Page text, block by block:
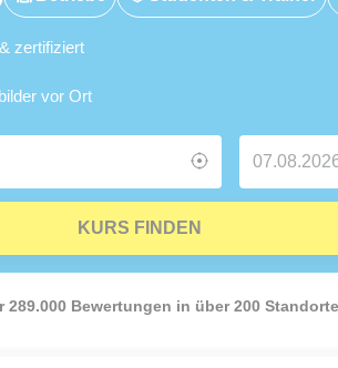
zertifiziert
vor Ort
KURS FINDEN
289.000 Bewertungen in über 200